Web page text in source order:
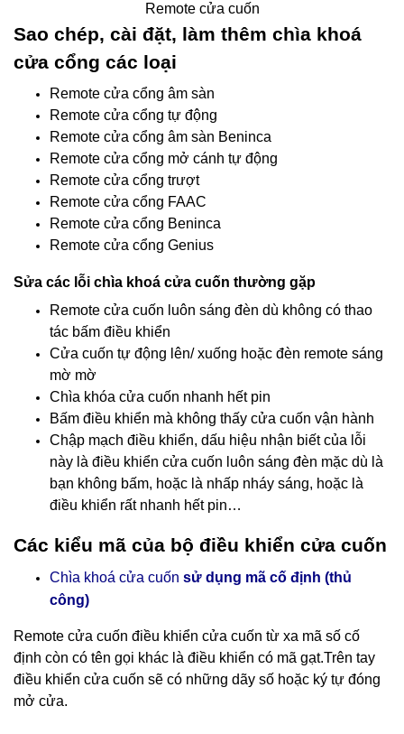
Remote cửa cuốn
Sao chép, cài đặt, làm thêm chìa khoá
cửa cổng các loại
Remote cửa cổng âm sàn
Remote cửa cổng tự động
Remote cửa cổng âm sàn Beninca
Remote cửa cổng mở cánh tự động
Remote cửa cổng trượt
Remote cửa cổng FAAC
Remote cửa cổng Beninca
Remote cửa cổng Genius
Sửa các lỗi chìa khoá cửa cuốn thường gặp
Remote cửa cuốn luôn sáng đèn dù không có thao
tác bấm điều khiển
Cửa cuốn tự động lên/ xuống hoặc đèn remote sáng
mờ mờ
Chìa khóa cửa cuốn nhanh hết pin
Bấm điều khiển mà không thấy cửa cuốn vận hành
Chập mạch điều khiển, dấu hiệu nhận biết của lỗi
này là điều khiển cửa cuốn luôn sáng đèn mặc dù là
bạn không bấm, hoặc là nhấp nháy sáng, hoặc là
điều khiển rất nhanh hết pin…
Các kiểu mã của bộ điều khiển cửa cuốn
Chìa khoá cửa cuốn sử dụng mã cố định (thủ
công)
Remote cửa cuốn điều khiển cửa cuốn từ xa mã số cố
định còn có tên gọi khác là điều khiển có mã gạt.Trên tay
điều khiển cửa cuốn sẽ có những dãy số hoặc ký tự đóng
mở cửa.